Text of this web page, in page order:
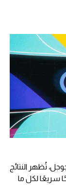
تُظهر النتائج
سريعًا لكل ما